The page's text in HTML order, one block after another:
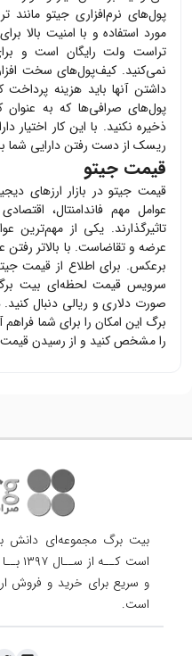
پول‌های نرم‌افزاری جیتو مانند
مورد استفاده و با امنیت بالا
تراست ولت رایگان است و
نمی‌کنید. کیف‌پول‌های سخت
داشتن آنها باید هزینه
پول‌های صرافی‌ها که به
ذخیره نکنید. با این کار اختیار
ریسک از دست رفتن دارایی شما
قیمت جیتو
قیمت جیتودر بازار ارزهای
عوامل مهم فاندامنتال،
تاثیرگذارند. یکی از مهم‌ترین
عرضه و تقاضاست. با بالاتر
برعکس. برای اطلاع از قیمت
سرویس قیمت لحظه‌ای بیت
صورت دلاری و ریالی دنبال
برگ این امکان را برای شما
را مشخص کنید و از رسیدن قیمت
بیت برگ مجموعه‌ای دانش
است کــه از ســال ۱۳۹۷ بــا هــدف فراهم آوردن
و سریع برای خرید و فروش
است.